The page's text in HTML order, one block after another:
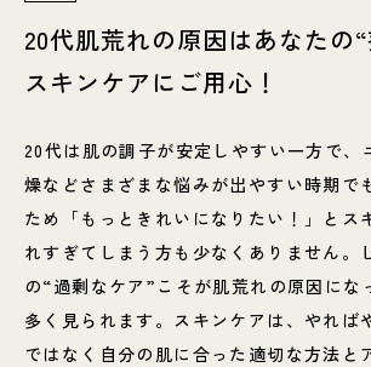
20代肌荒れの原因はあなたの
スキンケアにご用心！
20代は肌の調子が安定しやすい一方で、
燥などさまざまな悩みが出やすい時期で
ため「もっときれいになりたい！」とス
れすぎてしまう方も少なくありません。
の“過剰なケア”こそが肌荒れの原因にな
多く見られます。スキンケアは、やれば
ではなく自分の肌に合った適切な方法と